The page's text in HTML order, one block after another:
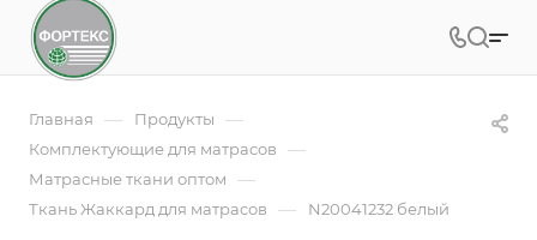
Главная — Продукты —
Комплектующие для матрасов —
Матрасные ткани оптом —
Ткань Жаккард для матрасов — N20041232 белый